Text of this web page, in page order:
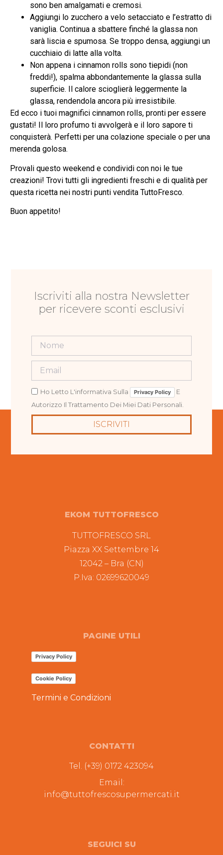
sono ben amalgamati e cremosi.
Aggiungi lo zucchero a velo setacciato e l’estratto di
vaniglia. Continua a sbattere finché la glassa non
sarà liscia e spumosa. Se troppo densa, aggiungi un
cucchiaio di latte alla volta.
Non appena i cinnamon rolls sono tiepidi (non
freddi!), spalma abbondantemente la glassa sulla
superficie. Il calore scioglierà leggermente la
glassa, rendendola ancora più irresistibile.
Ed ecco i tuoi magnifici cinnamon rolls, pronti per essere
gustati! Il loro profumo ti avvolgerà e il loro sapore ti
conquisterà. Perfetti per una colazione speciale o per una
merenda golosa.
Provali questo weekend e condividi con noi le tue
creazioni! Trovi tutti gli ingredienti freschi e di qualità per
questa ricetta nei nostri punti vendita TuttoFresco.
Buon appetito!
Iscriviti alla nostra Newsletter
per ricevere sconti esclusivi
Ho Letto L'informativa Sulla Privacy Policy
E
Autorizzo Il Trattamento Dei Miei Dati Personali.
ISCRIVITI
EKOM TUTTOFRESCO
TUTTOFRESCO SRL
Piazza XX Settembre 14
12042 – Bra (CN)
P.Iva: 02699620049
PAGINE UTILI
Privacy Policy
Cookie Policy
Termini e Condizioni
CONTATTI
Tel. (+39) 0172 423094
Email:
info@tuttofrescosupermercati.it
SEGUICI SU